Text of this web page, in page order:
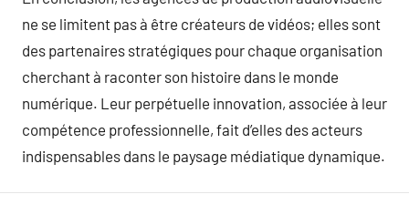
ne se limitent pas à être créateurs de vidéos; elles sont
des partenaires stratégiques pour chaque organisation
cherchant à raconter son histoire dans le monde
numérique. Leur perpétuelle innovation, associée à leur
compétence professionnelle, fait d’elles des acteurs
indispensables dans le paysage médiatique dynamique.